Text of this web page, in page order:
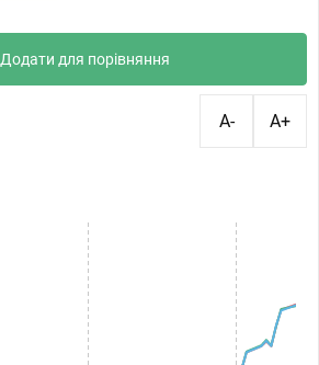
Додати для порівняння
A- A+